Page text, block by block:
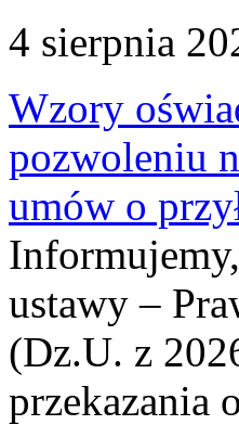
4 sierpnia
Wzory
pozwoleniu
umów o
ustawy –
(Dz.U. z
przekazania